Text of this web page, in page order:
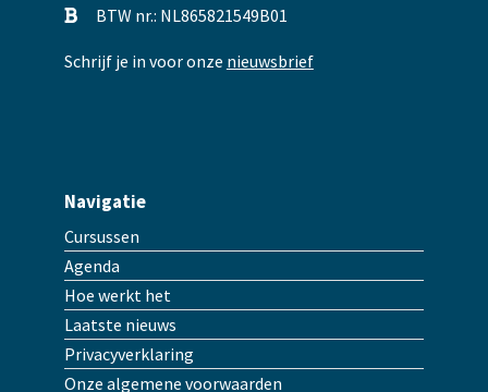
BTW nr.: NL865821549B01
Schrijf je in voor onze nieuwsbrief
Navigatie
Cursussen
Agenda
Hoe werkt het
Laatste nieuws
Privacyverklaring
Onze algemene voorwaarden